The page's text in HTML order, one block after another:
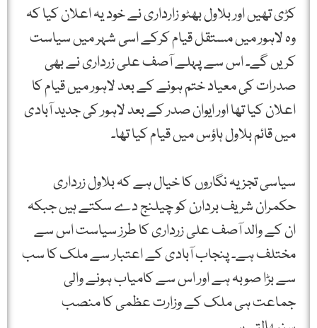
کڑی تھیں اور بلاول بھٹو زارداری نے خود یہ اعلان کیا کہ
وہ لاہور میں مستقل قیام کرکے اسی شہر میں سیاست
کریں گے۔ اس سے پہلے آصف علی زرداری نے بھی
صدرات کی معیاد ختم ہونے کے بعد لاہور میں قیام کا
اعلان کیا تھا اور ایوان صدر کے بعد لاہور کی جدید آبادی
میں قائم بلاول ہاؤس میں قیام کیا تھا۔
سیاسی تجزیہ نگاروں کا خیال ہے کہ بلاول زرداری
حکمران شریف بردارن کو چیلنج دے سکتے ہیں جبکہ
ان کے والد آصف علی زرداری کا طرز سیاست اس سے
مختلف ہے۔ پنجاب آبادی کے اعتبار سے ملک کا سب
سے بڑا صوبہ ہے اور اس سے کامیاب ہونے والی
جماعت ہی ملک کے وزارت عظمی کا منصب